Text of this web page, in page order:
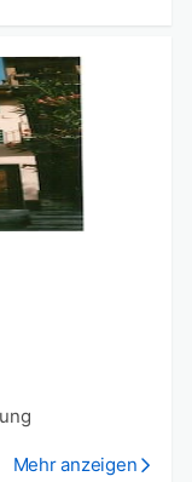
Mehr anzeigen